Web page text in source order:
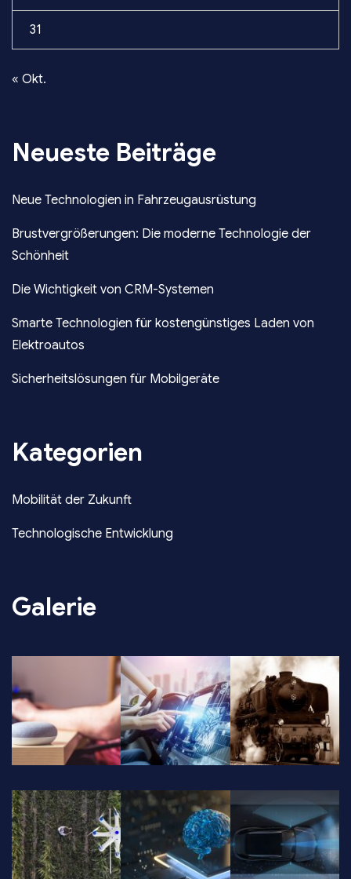
31
« Okt.
Neueste Beiträge
Neue Technologien in Fahrzeugausrüstung
Brustvergrößerungen: Die moderne Technologie der
Schönheit
Die Wichtigkeit von CRM-Systemen
Smarte Technologien für kostengünstiges Laden von
Elektroautos
Sicherheitslösungen für Mobilgeräte
Kategorien
Mobilität der Zukunft
Technologische Entwicklung
Galerie